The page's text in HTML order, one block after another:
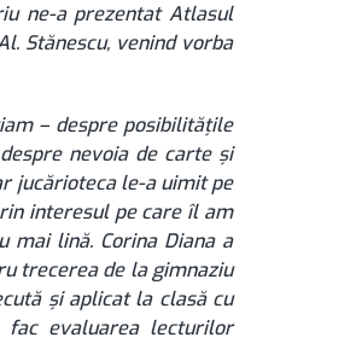
ne-a prezentat Atlasul
Stănescu, venind vorba
– despre posibilitățile
nevoia de carte și
jucărioteca le-a uimit pe
interesul pe care îl am
lină. Corina Diana a
trecerea de la gimnaziu
și aplicat la clasă cu
evaluarea lecturilor